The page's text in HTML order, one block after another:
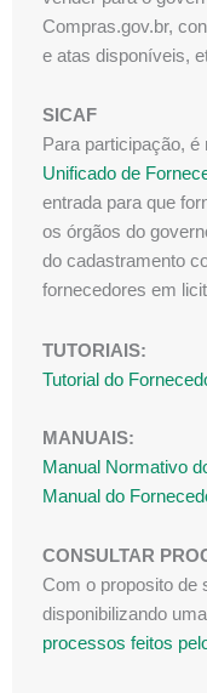
Compras.gov.br,
e atas disponíveis,
SICAF
Para participação,
Unificado de
entrada para que
os órgãos do
do cadastramento
fornecedores em
TUTORIAIS:
Tutorial do
MANUAIS:
Manual Normativo
Manual do
CONSULTAR
Com o proposito de
disponibilizando
processos feitos